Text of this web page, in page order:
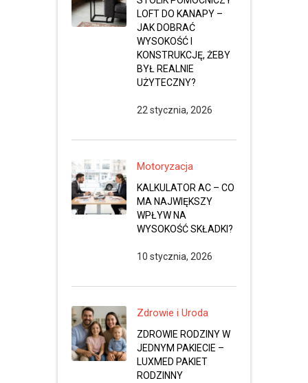
LOFT DO KANAPY –
JAK DOBRAĆ
WYSOKOŚĆ I
KONSTRUKCJĘ, ŻEBY
BYŁ REALNIE
UŻYTECZNY?
22 stycznia, 2026
Motoryzacja
KALKULATOR AC – CO
MA NAJWIĘKSZY
WPŁYW NA
WYSOKOŚĆ SKŁADKI?
10 stycznia, 2026
Zdrowie i Uroda
ZDROWIE RODZINY W
JEDNYM PAKIECIE –
LUXMED PAKIET
RODZINNY